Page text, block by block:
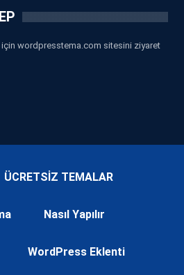
wordpresstema.com sitesini ziyaret
ÜCRETSİZ TEMALAR
Nasıl Yapılır
WordPress Eklenti